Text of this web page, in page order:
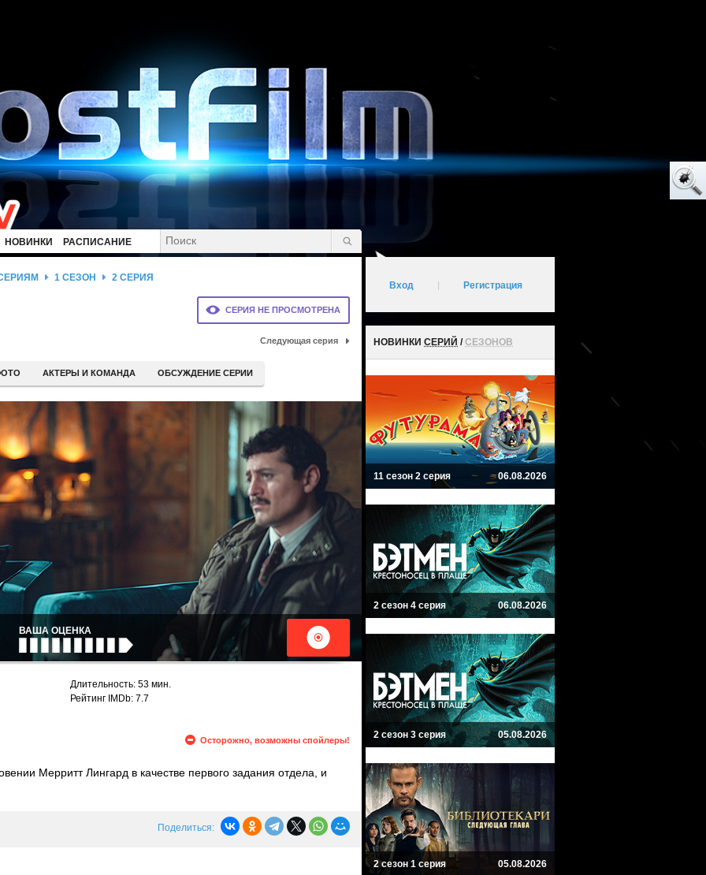
НОВИНКИ РАСПИСАНИЕ
СЕРИЯ НЕ ПРОСМОТРЕНА
1 СЕЗОН 2 СЕРИЯ
Следующая серия
АКТЕРЫ И КОМАНДА ОБСУЖДЕНИЕ СЕРИИ
ВАША ОЦЕНКА
Длительность: 53 мин.
Рейтинг IMDb: 7.7
Осторожно, возможны спойлеры!
Мерритт Лингард в качестве первого задания отдела, и
занимался расследованием дела четыре года назад. Тем
Поделиться:
Вход Регистрация
НОВИНКИ СЕРИЙ /СЕЗОНОВ
11 сезон 2 серия 06.08.2026
2 сезон 4 серия 06.08.2026
2 сезон 3 серия 05.08.2026
2 сезон 1 серия 05.08.2026